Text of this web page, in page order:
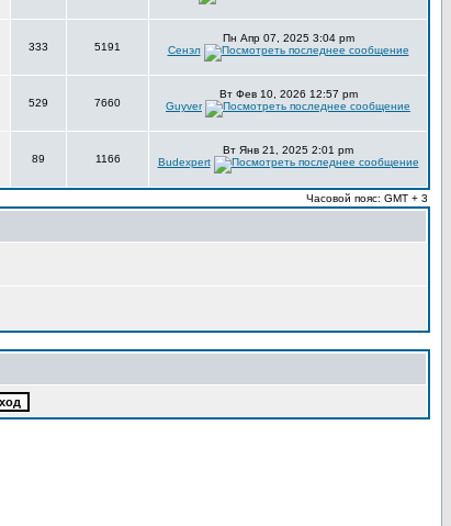
333 5191
Пн Апр 07, 2025 3:04 pm
Сенэл
529 7660
Вт Фев 10, 2026 12:57 pm
Guyver
89 1166
Вт Янв 21, 2025 2:01 pm
Budexpert
Часовой пояс: GMT + 3